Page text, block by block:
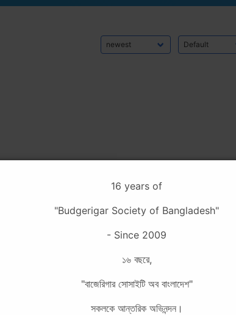
16 years of
"Budgerigar Society of Bangladesh"
- Since 2009
১৬ বছরে,
"বাজেরিগার সোসাইটি অব বাংলাদেশ"
সকলকে আন্তরিক অভিনন্দন।